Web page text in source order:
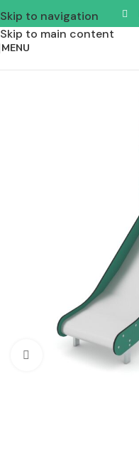
Skip to navigation
Skip to main content
MENU
Padidinti nuotrauką